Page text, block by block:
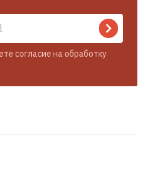
согласие на обработку